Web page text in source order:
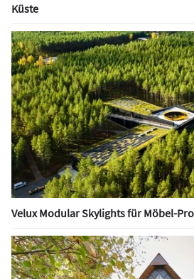
Küste
Velux Modular Skylights für Möbel-